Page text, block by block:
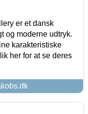
er et dansk
og moderne udtryk.
karakteristiske
her for at se deres